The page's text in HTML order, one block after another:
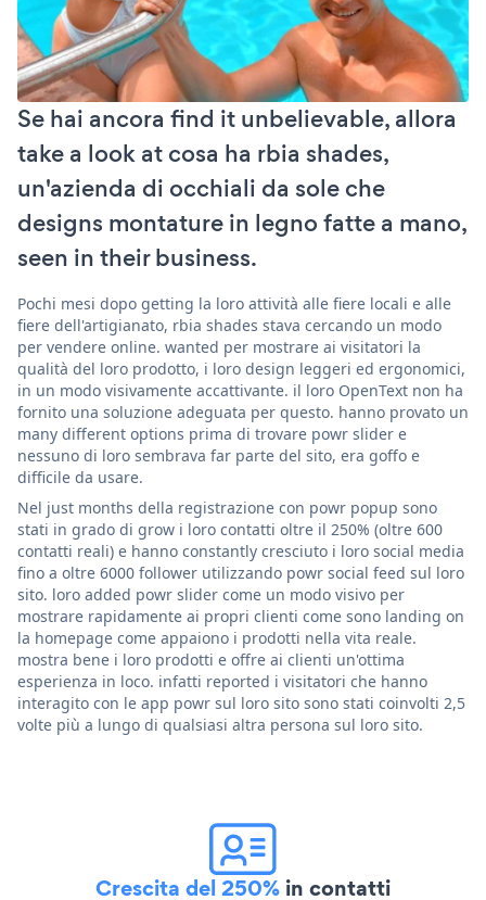
Se hai ancora find it unbelievable, allora
take a look at cosa ha rbia shades,
un'azienda di occhiali da sole che
designs montature in legno fatte a mano,
seen in their business.
Pochi mesi dopo getting la loro attività alle fiere locali e alle
fiere dell'artigianato, rbia shades stava cercando un modo
per vendere online. wanted per mostrare ai visitatori la
qualità del loro prodotto, i loro design leggeri ed ergonomici,
in un modo visivamente accattivante. il loro OpenText non ha
fornito una soluzione adeguata per questo. hanno provato un
many different options prima di trovare powr slider e
nessuno di loro sembrava far parte del sito, era goffo e
difficile da usare.
Nel just months della registrazione con powr popup sono
stati in grado di grow i loro contatti oltre il 250% (oltre 600
contatti reali) e hanno constantly cresciuto i loro social media
fino a oltre 6000 follower utilizzando powr social feed sul loro
sito. loro added powr slider come un modo visivo per
mostrare rapidamente ai propri clienti come sono landing on
la homepage come appaiono i prodotti nella vita reale.
mostra bene i loro prodotti e offre ai clienti un'ottima
esperienza in loco. infatti reported i visitatori che hanno
interagito con le app powr sul loro sito sono stati coinvolti 2,5
volte più a lungo di qualsiasi altra persona sul loro sito.
Crescita del 250% in contatti